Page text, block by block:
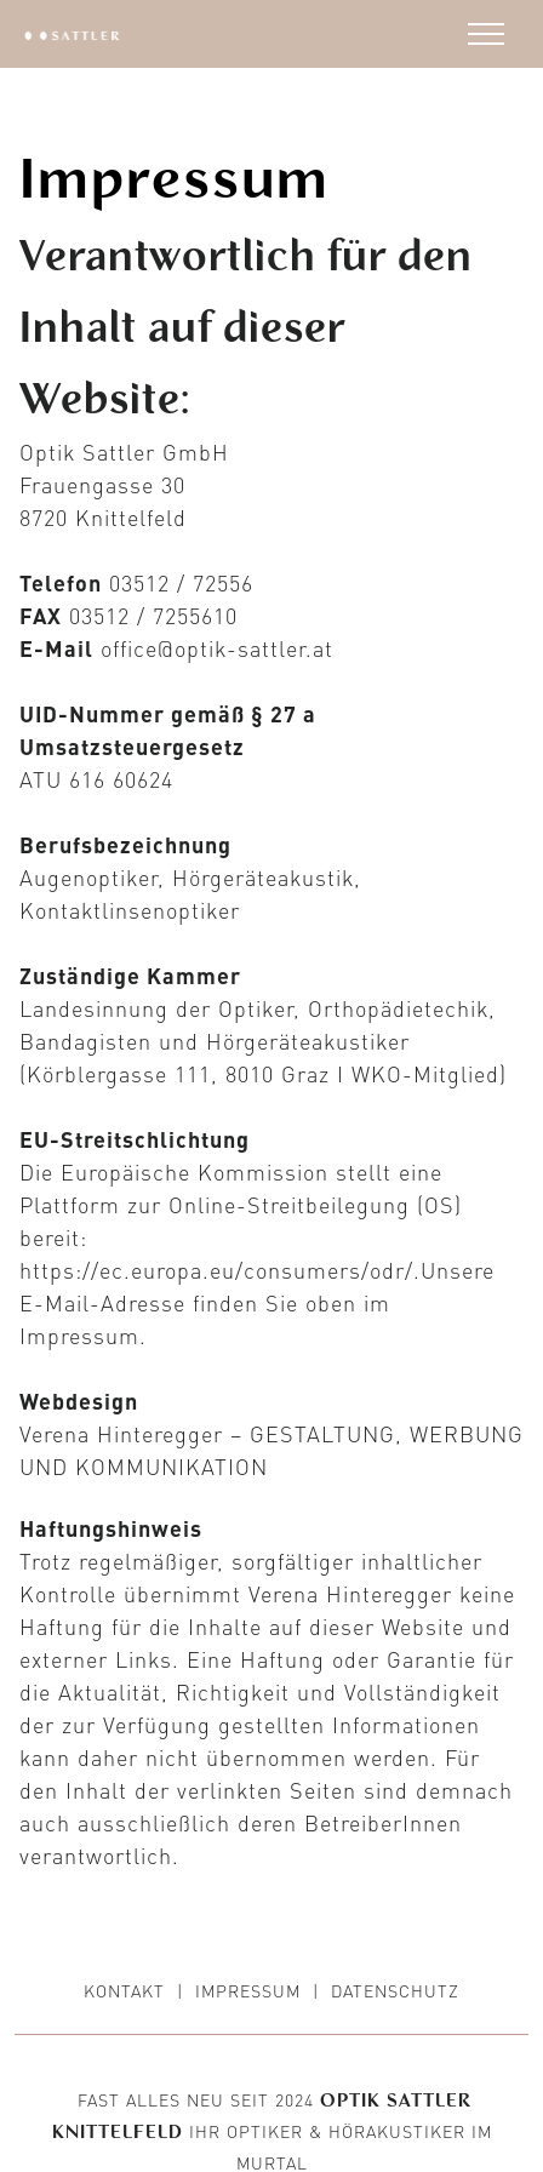
SEHEN
HÖREN
MANUFAKTUR
MARKEN
WIR ÜBER UNS
Impressum
Verantwortlich für den
Inhalt auf dieser
Website:
Optik Sattler GmbH
Frauengasse 30
8720 Knittelfeld
Telefon 03512 / 72556
FAX 03512 / 7255610
E-Mail office@optik-sattler.at
UID-Nummer gemäß § 27 a
Umsatzsteuergesetz
ATU 616 60624
Berufsbezeichnung
Augenoptiker, Hörgeräteakustik,
Kontaktlinsenoptiker
Zuständige Kammer
Landesinnung der Optiker, Orthopädietechik,
Bandagisten und Hörgeräteakustiker
(Körblergasse 111, 8010 Graz I WKO-Mitglied)
EU-Streitschlichtung
Die Europäische Kommission stellt eine
Plattform zur Online-Streitbeilegung (OS)
bereit:
https://ec.europa.eu/consumers/odr/.Unsere
E-Mail-Adresse finden Sie oben im
Impressum.
Webdesign
Verena Hinteregger – GESTALTUNG, WERBUNG
UND KOMMUNIKATION
Haftungshinweis
Trotz regelmäßiger, sorgfältiger inhaltlicher
Kontrolle übernimmt Verena Hinteregger keine
Haftung für die Inhalte auf dieser Website und
externer Links. Eine Haftung oder Garantie für
die Aktualität, Richtigkeit und Vollständigkeit
der zur Verfügung gestellten Informationen
kann daher nicht übernommen werden. Für
den Inhalt der verlinkten Seiten sind demnach
auch ausschließlich deren BetreiberInnen
verantwortlich.
KONTAKT | IMPRESSUM | DATENSCHUTZ
FAST ALLES NEU SEIT 2024 OPTIK SATTLER
KNITTELFELD IHR OPTIKER & HÖRAKUSTIKER IM
MURTAL